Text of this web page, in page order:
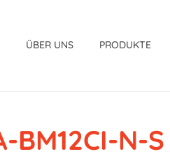
ÜBER UNS PRODUKTE
BM12CI-N-S